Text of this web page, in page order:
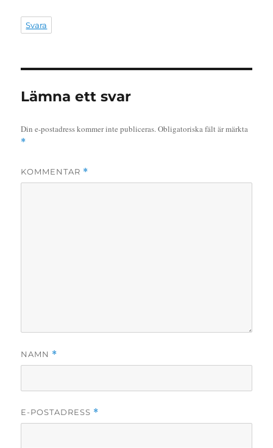
Svara
Lämna ett svar
Din e-postadress kommer inte publiceras.Obligatoriska fält är märkta
*
KOMMENTAR *
NAMN *
E-POSTADRESS *